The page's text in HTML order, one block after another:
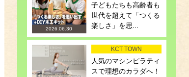
2026.06.30
子どもたちも高齢者も
世代を超えて「つくる
楽しさ」を思...
KCT TOWN
人気のマシンピラティ
スで理想のカラダへ！